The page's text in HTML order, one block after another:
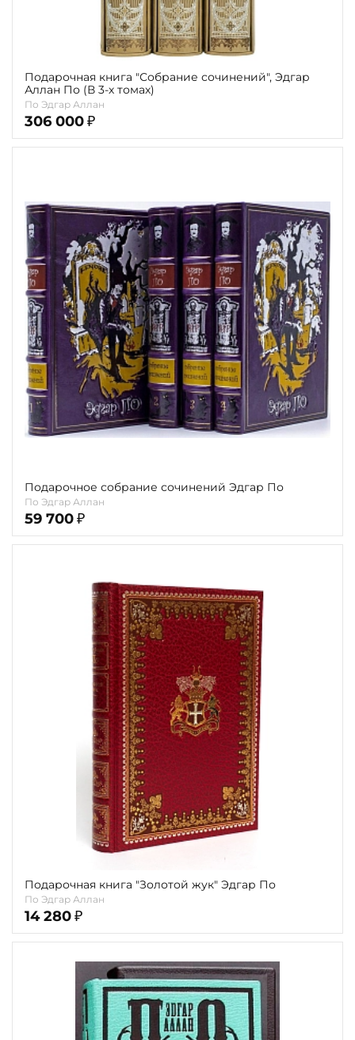
Подарочная книга "Собрание сочинений", Эдгар
Аллан По (В 3-х томах)
По Эдгар Аллан
306 000 ₽
Подарочное собрание сочинений Эдгар По
По Эдгар Аллан
59 700 ₽
Подарочная книга "Золотой жук" Эдгар По
По Эдгар Аллан
14 280 ₽